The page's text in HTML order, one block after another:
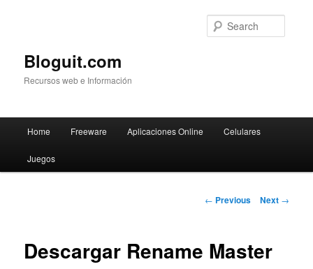
Bloguit.com
Recursos web e Información
Skip
to
Home Freeware Aplicaciones Online Celulares
Juegos
Post
← Previous Next →
Descargar Rename Master